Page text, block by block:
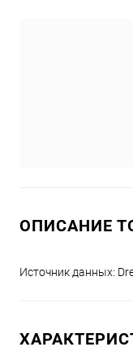
ОПИСАНИЕ
Источник данных: